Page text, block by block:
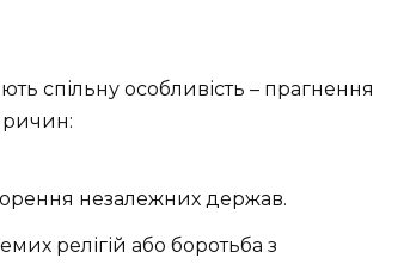
спільну особливість – прагнення
незалежних держав.
релігій або боротьба з